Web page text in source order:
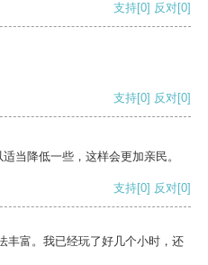
支持[0] 反对[0]
支持[0] 反对[0]
当降低一些，这样会更加亲民。
支持[0] 反对[0]
丰富。我已经玩了好几个小时，还